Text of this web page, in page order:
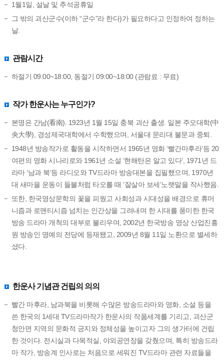
1월1일, 설날 및 추석공휴일
그 밖의 괴산군수(이하 “군수”라 한다)가 필요하다고 인정하여 정하는
날.
관람시간
하절기 09:00~18:00, 동절기 09:00~18:00 (관람료 : 무료)
작가 한운사는 누구인가?
본명은 간남(看南). 1923년 1월 15일 충북 괴산 출생. 일본 주오대학(中
央大學), 경성제국대학에서 수학했으며, 서울대 문리대 불문과 중퇴.
1948년 방송작가로 활동을 시작하면서 1965년 영화 ‘빨간마후라’등 20
여편의 영화 시나리로와 1961년 소설 ‘현해탄은 알고 있다’, 1971년 드
라마 ‘남과 북’등 라디오와 TV드라마 방송대본을 집필했으며, 1970년
대 새마을 운동이 들불처럼 타오를 때 ‘잘살아 보세’노랫말을 작사했음.
또한, 한국영상문학의 꽃을 피웠고 사회성과 시대성을 배경으로 휴머
니즘과 로맨티시즘 넘치는 인간상을 그려내며 한 시대를 풍미한 한국
방송 드라마 개척의 대부로 불리우며, 2002년 한국방송 영상 산업진흥
원 방송인 명예의 전당에 등재됐고, 2009년 8월 11일 노환으로 별세하
셨다.
한운사 기념관 건립의 의의
빨간 마후라, 남과북을 비롯해 수많은 방송드라마와 영화, 소설 등을
쓴 한국의 1세대 TV드라마작가 한운사의 작품세계를 기리고, 괴산군
청안면 지역의 문화적 긍지와 정체성을 높이고자 그의 생가터에 건립
한 것이다. 전시실과 다목적실, 야외공연장을 갖췄으며, 특히 방송드라
마 작가, 방송계 인사로는 처음으로 세워진 TV드라마 관련 자료들을